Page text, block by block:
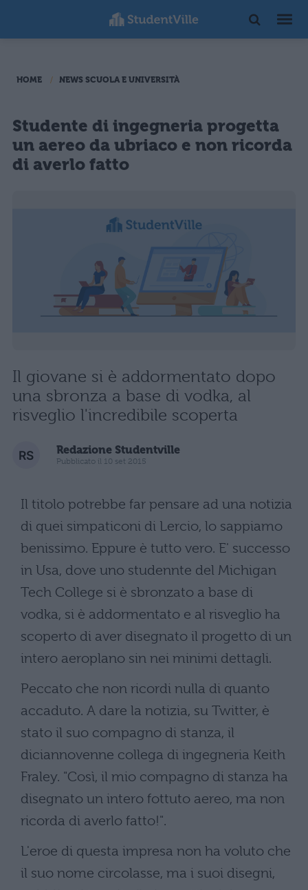
HOME NEWS SCUOLA E UNIVERSITÀ
Studente di ingegneria progetta
un aereo da ubriaco e non ricorda
di averlo fatto
Il giovane si è addormentato dopo
una sbronza a base di vodka, al
risveglio l'incredibile scoperta
Redazione Studentville
Pubblicato il 10 set 2015
Il titolo potrebbe far pensare ad una notizia
di quei simpaticoni di Lercio, lo sappiamo
benissimo. Eppure è tutto vero. E' successo
in Usa, dove uno studennte del Michigan
Tech College si è sbronzato a base di
vodka, si è addormentato e al risveglio ha
scoperto di aver disegnato il progetto di un
intero aeroplano sin nei minimi dettagli.
Peccato che non ricordi nulla di quanto
accaduto. A dare la notizia, su Twitter, è
stato il suo compagno di stanza, il
diciannovenne collega di ingegneria Keith
Fraley. "Così, il mio compagno di stanza ha
disegnato un intero fottuto aereo, ma non
ricorda di averlo fatto!".
L'eroe di questa impresa non ha voluto che
il suo nome circolasse, ma i suoi disegni,